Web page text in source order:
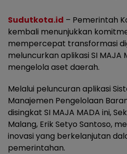
Sudutkota.id – Pemerintah
kembali menunjukkan
mempercepat transformasi
meluncurkan aplikasi SI MAJA
mengelola aset daerah.
Melalui peluncuran aplikasi
Manajemen Pengelolaan
disingkat SI MAJA MADA ini,
Malang, Erik Setyo Santoso,
inovasi yang berkelanjutan
pemerintahan.